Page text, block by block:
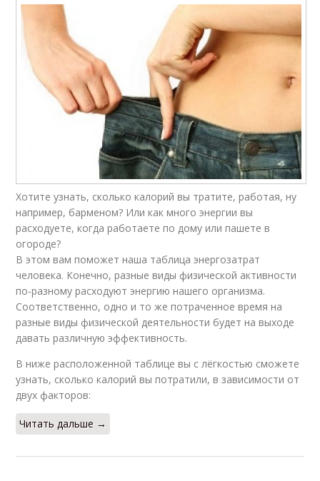
Хотите узнать, сколько калорий вы тратите, работая, ну
например, барменом? Или как много энергии вы
расходуете, когда работаете по дому или пашете в
огороде?
В этом вам поможет наша таблица энергозатрат
человека. Конечно, разные виды физической активности
по-разному расходуют энергию нашего организма.
Соответственно, одно и то же потраченное время на
разные виды физической деятельности будет на выходе
давать различную эффективность.
В ниже расположенной таблице вы с лёгкостью сможете
узнать, сколько калорий вы потратили, в зависимости от
двух факторов:
Читать дальше →